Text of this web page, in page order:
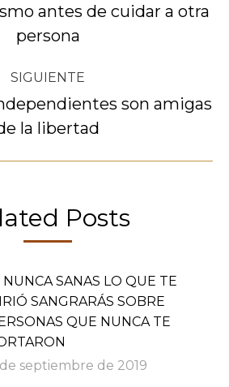
Publicación
anterior:
antes de cuidar a otra
persona
SIGUIENTE
Publicación
siguiente:
son amigas
la libertad
Posts
NUNCA SANAS LO QUE TE
SANGRARÁS SOBRE
QUE NUNCA TE
septiembre de 2019